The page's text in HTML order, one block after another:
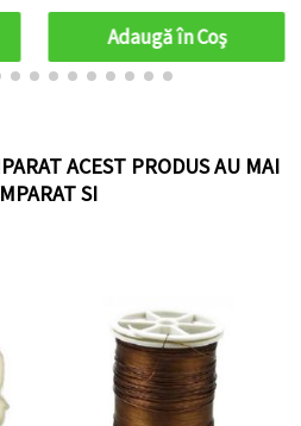
Adaugă în Coş
ACEST PRODUS AU MAI
SI